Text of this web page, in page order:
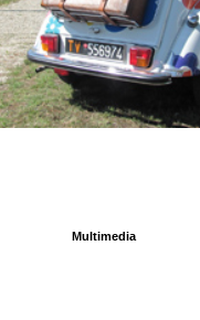
Multimedia